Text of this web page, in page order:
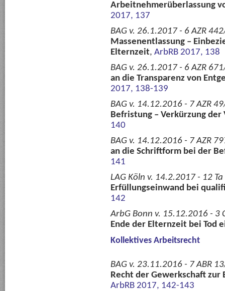
Arbeitnehmerüberlassung
2017, 137
BAG v. 26.1.2017 - 6 AZR
Massenentlassung –
Elternzeit, ArbRB 2017, 138
BAG v. 26.1.2017 - 6 AZR
an die Transparenz von
2017, 138-139
BAG v. 14.12.2016 - 7 AZR
Befristung – Verkürzung
140
BAG v. 14.12.2016 - 7 AZR
an die Schriftform bei der
141
LAG Köln v. 14.2.2017 - 12
Erfüllungseinwand bei
142
ArbG Bonn v. 15.12.2016 - 3
Ende der Elternzeit bei Tod
Kollektives Arbeitsrecht
BAG v. 23.11.2016 - 7 ABR
Recht der Gewerkschaft
ArbRB 2017, 142-143